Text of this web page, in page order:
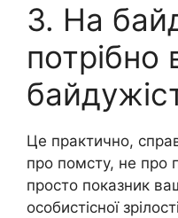
3. На
потрібно
Це практично,
про помсту, не про
просто показник
особистісної